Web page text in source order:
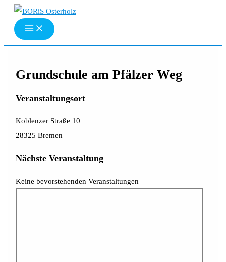
Zum
Inhalt
springen
Grundschule am Pfälzer Weg
Veranstaltungsort
Koblenzer Straße 10
28325 Bremen
Nächste Veranstaltung
Keine bevorstehenden Veranstaltungen